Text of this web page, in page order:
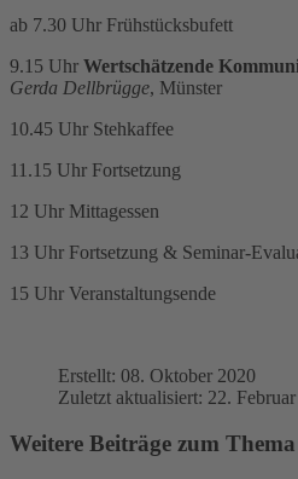
ab 7.30 Uhr Frühstücksbufett
9.15 Uhr Wertschätzende
Gerda Dellbrügge, Münster
10.45 Uhr Stehkaffee
11.15 Uhr Fortsetzung
12 Uhr Mittagessen
13 Uhr Fortsetzung & Seminar-
15 Uhr Veranstaltungsende
Erstellt: 08. Oktober 2020
Zuletzt aktualisiert: 22.
Weitere Beiträge zum Thema